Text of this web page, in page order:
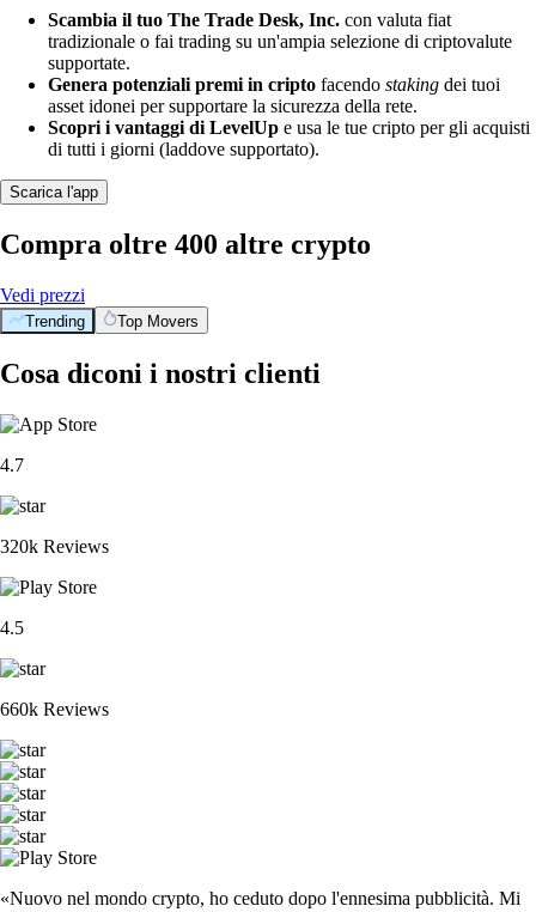
Scambia il tuo The Trade Desk, Inc. con valuta fiat
tradizionale o fai trading su un'ampia selezione di criptovalute
supportate.
Genera potenziali premi in cripto facendo staking dei tuoi
asset idonei per supportare la sicurezza della rete.
Scopri i vantaggi di LevelUp e usa le tue cripto per gli acquisti
di tutti i giorni (laddove supportato).
Scarica l'app
Compra oltre 400 altre crypto
Vedi prezzi
Trending Top Movers
Cosa diconi i nostri clienti
4.7
320k Reviews
4.5
660k Reviews
«Nuovo nel mondo crypto, ho ceduto dopo l'ennesima pubblicità. Mi